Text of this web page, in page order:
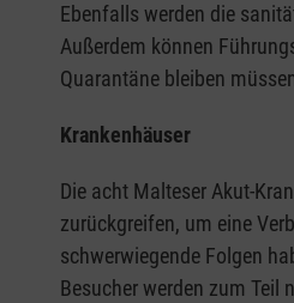
Ebenfalls werden die
Außerdem können
Quarantäne bleiben
Krankenhäuser
Die acht Malteser Akut-
zurückgreifen, um eine
schwerwiegende Folgen
Besucher werden zum Teil